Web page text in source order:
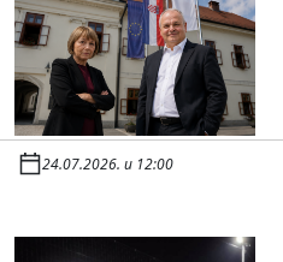
24.07.2026. u 12:00